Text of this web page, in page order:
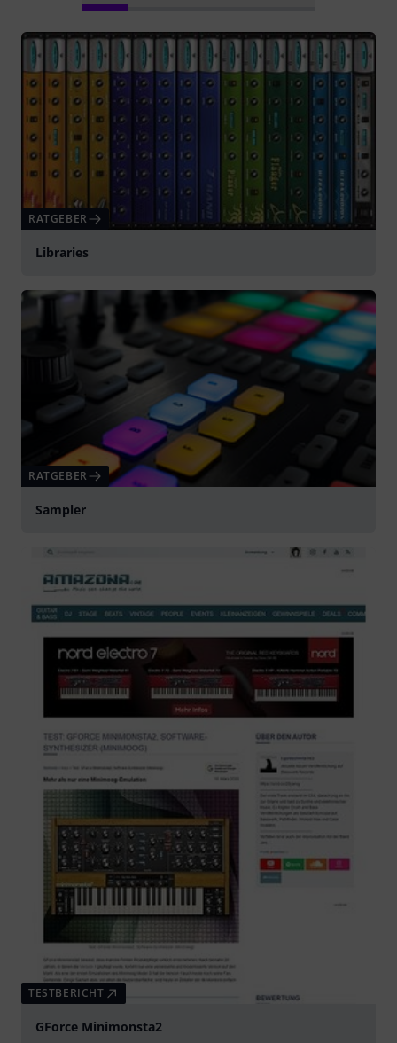
RATGEBER
Libraries
RATGEBER
Sampler
TESTBERICHT
GForce Minimonsta2